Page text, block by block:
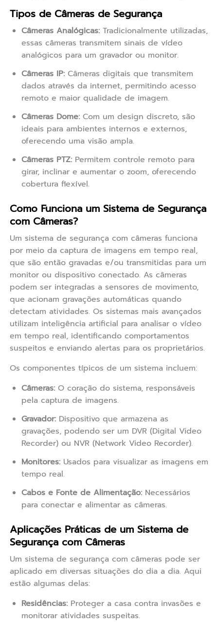
Tipos de Câmeras de Segurança
Câmeras Analógicas: Tradicionalmente utilizadas,
essas câmeras transmitem sinais de vídeo
analógicos para um gravador ou monitor.
Câmeras IP: Câmeras digitais que transmitem
dados através da internet, permitindo acesso
remoto e maior qualidade de imagem.
Câmeras Dome: Com um design discreto, são
ideais para ambientes internos e externos,
oferecendo uma visão ampla.
Câmeras PTZ: Permitem controle remoto para
girar, inclinar e aumentar o zoom, oferecendo
cobertura flexível.
Como Funciona um Sistema de Segurança
com Câmeras?
Um sistema de segurança com câmeras funciona
por meio da captura de imagens em tempo real,
que são então gravadas e/ou transmitidas para um
monitor ou dispositivo conectado. As câmeras
podem ser integradas a sensores de movimento,
que acionam gravações automáticas quando
detectam atividades. Os sistemas mais avançados
utilizam inteligência artificial para analisar o vídeo
em tempo real, identificando comportamentos
suspeitos e enviando alertas para os proprietários.
Os componentes típicos de um sistema incluem:
Câmeras: O coração do sistema, responsáveis
pela captura de imagens.
Gravador: Dispositivo que armazena as
gravações, podendo ser um DVR (Digital Video
Recorder) ou NVR (Network Video Recorder).
Monitores: Usados para visualizar as imagens em
tempo real.
Cabos e Fonte de Alimentação: Necessários
para conectar e alimentar as câmeras.
Aplicações Práticas de um Sistema de
Segurança com Câmeras
Um sistema de segurança com câmeras pode ser
aplicado em diversas situações do dia a dia. Aqui
estão algumas delas:
Residências: Proteger a casa contra invasões e
monitorar atividades suspeitas.